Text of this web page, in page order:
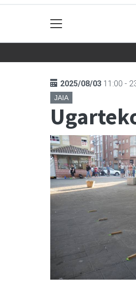
2025/08/03 11:00 -
JAIA